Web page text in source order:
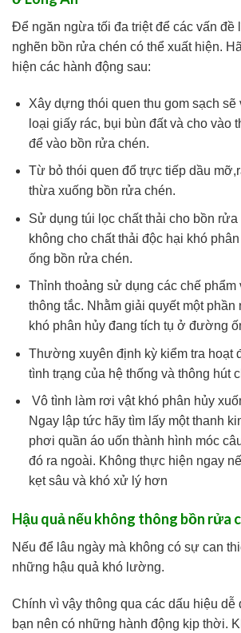
Để ngăn ngừa tối đa triệt để các vấn đề
nghẽn bồn rửa chén có thể xuất hiện.
hiện các hành động sau:
Xây dựng thói quen thu gom sạch sẽ
loại giấy rác, bụi bùn đất và cho vào
để vào bồn rửa chén.
Từ bỏ thói quen đổ trực tiếp dầu
thừa xuống bồn rửa chén.
Sử dụng túi lọc chất thải cho bồn rửa
không cho chất thải độc hại khó
ống bồn rửa chén.
Thỉnh thoảng sử dụng các chế phẩm
thông tắc. Nhằm giải quyết một phần
khó phân hủy đang tích tụ ở đường
Thường xuyên định kỳ kiểm tra hoạt
tình trạng của hệ thống và thông hút
Vô tình làm rơi vật khó phân hủy
Ngay lập tức hãy tìm lấy một thanh
phơi quần áo uốn thành hình móc
đó ra ngoài. Không thực hiện ngay
kẹt sâu và khó xử lý hơn
Hậu quả nếu không thông bồn rửa
Nếu để lâu ngày mà không có sự can
những hậu quả khó lường.
Chính vì vậy thông qua các dấu hiệu dễ
bạn nên có những hành động kịp thời.